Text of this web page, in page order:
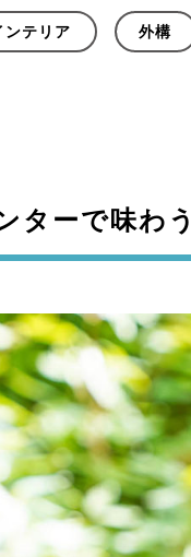
ンテリア 外構
ターで味わ